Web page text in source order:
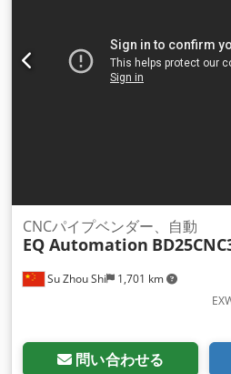
入力電流:20 A , 入力周波数:50 ヘル
オイルタンク容量: 80 l, デジタルデ
, 装備:CEマーキング, ク
Su Zhou Shi 1,701 km
CNCパイプベンダー、自動
EQ Automation
問い合わせる